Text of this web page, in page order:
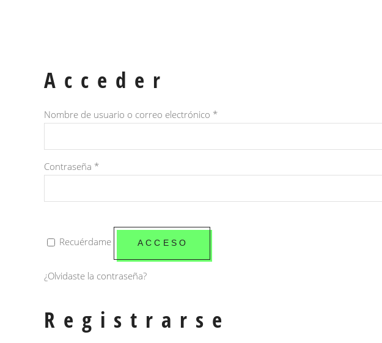
Acceder
Nombre de usuario o correo electrónico *Obligatorio
Contraseña *Obligatorio
Recuérdame ACCESO
¿Olvidaste la contraseña?
Registrarse